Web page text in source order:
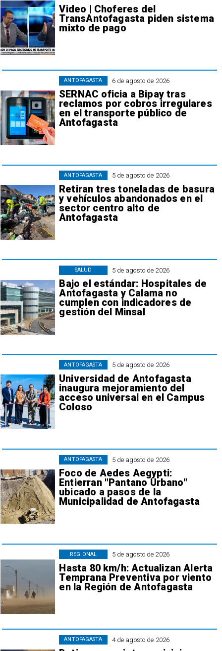
Video | Choferes del
TransAntofagasta piden sistema
mixto de pago
6 de agosto de 2026
SERNAC oficia a Bipay tras
reclamos por cobros irregulares
en el transporte público de
Antofagasta
ANTOFAGASTA
5 de agosto de 2026
Retiran tres toneladas de basura
y vehículos abandonados en el
sector centro alto de
Antofagasta
ANTOFAGASTA
5 de agosto de 2026
Bajo el estándar: Hospitales de
Antofagasta y Calama no
cumplen con indicadores de
gestión del Minsal
SALUD
5 de agosto de 2026
Universidad de Antofagasta
inaugura mejoramiento del
acceso universal en el Campus
Coloso
ANTOFAGASTA
5 de agosto de 2026
Foco de Aedes Aegypti:
Entierran "Pantano Urbano"
ubicado a pasos de la
Municipalidad de Antofagasta
ANTOFAGASTA
5 de agosto de 2026
Hasta 80 km/h: Actualizan Alerta
Temprana Preventiva por viento
en la Región de Antofagasta
REGIONAL
4 de agosto de 2026
ANTOFAGASTA